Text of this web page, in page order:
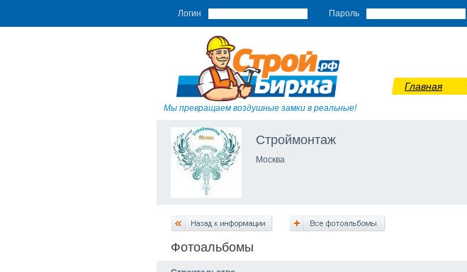
Логин Пароль
Мы превращаем воздушные замки в реальные!
Главная
Строймонтаж
Москва
Фотоальбомы